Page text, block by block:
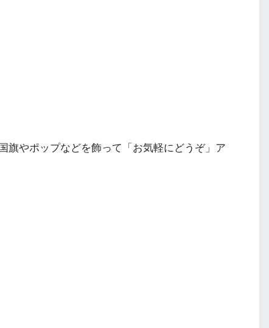
旗やポップなどを飾って「お気軽にどうぞ」ア